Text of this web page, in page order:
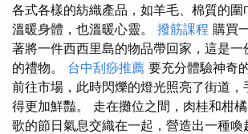
各式各樣的紡織產品，如羊毛、棉質的圍
溫暖身體，也溫暖心靈。 撥筋課程 購買
著將一件西西里島的物品帶回家，這是一
的禮物。 台中刮痧推薦 要充分體驗神奇
前往市場，此時閃爍的燈光照亮了街道
得更加鮮豔。 走在攤位之間，肉桂和柑
歌的節日氣息交織在一起，營造出一種